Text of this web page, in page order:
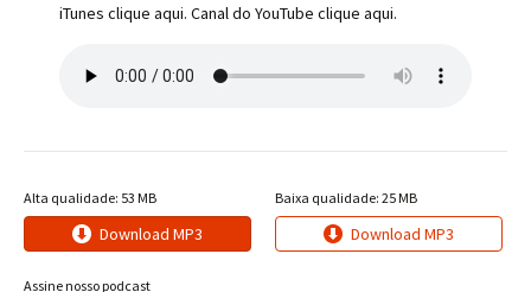
iTunes clique aqui. Canal do YouTube clique aqui.
Alta qualidade: 53 MB
Download MP3
Baixa qualidade: 25 MB
Download MP3
Assine nosso podcast